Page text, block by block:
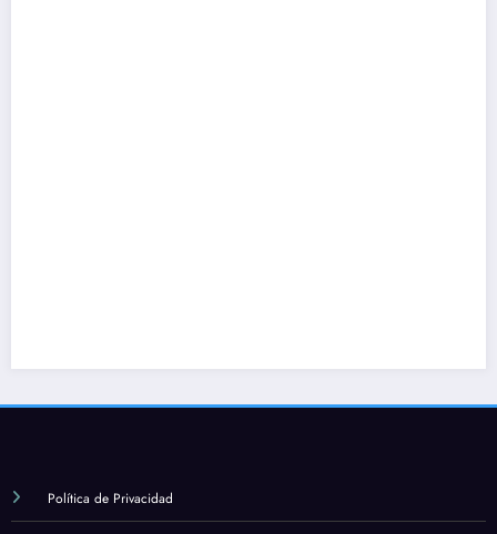
Política de Privacidad